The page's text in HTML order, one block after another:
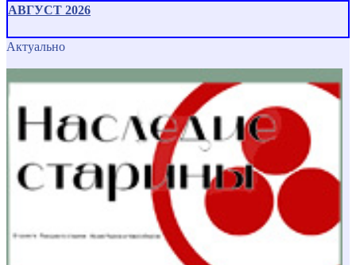
АВГУСТ 2026
Актуально